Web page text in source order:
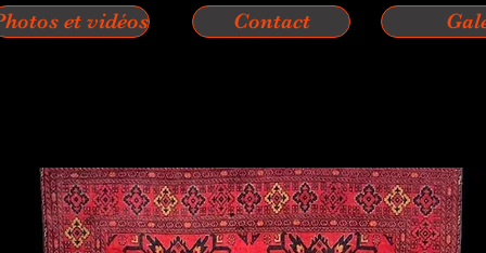
et vidéos Contact